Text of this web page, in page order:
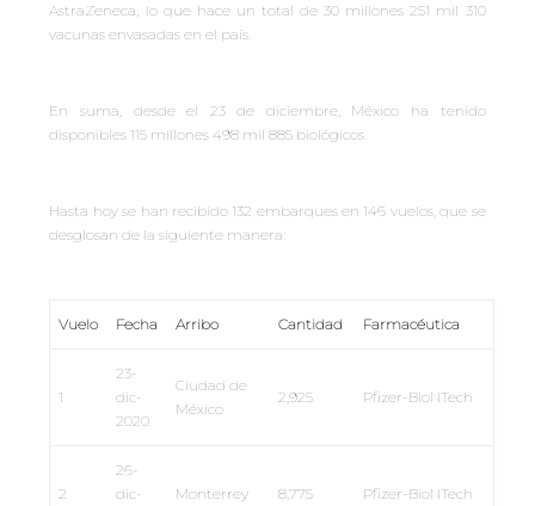
AstraZeneca, lo que hace un total de 30 millones 251 mil 310
vacunas envasadas en el país.
En suma, desde el 23 de diciembre, México ha tenido
disponibles 115 millones 498 mil 885 biológicos.
Hasta hoy se han recibido 132 embarques en 146 vuelos, que se
desglosan de la siguiente manera:
Vuelo Fecha Arribo Cantidad Farmacéutica
1
23-
dic-
2020
Ciudad de
México
2,925 Pfizer-BioNTech
2
26-
dic-
Monterrey 8,775 Pfizer-BioNTech